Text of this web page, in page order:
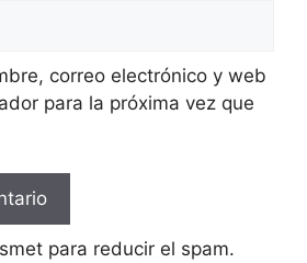
correo electrónico y web
para la próxima vez que
para reducir el spam.